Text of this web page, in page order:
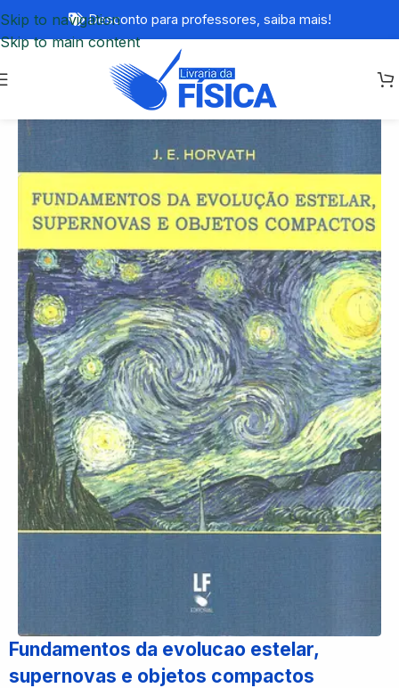
Skip to navigation
Skip to main content
Desconto para professores, saiba mais!
Fundamentos da evolucao estelar,
supernovas e objetos compactos